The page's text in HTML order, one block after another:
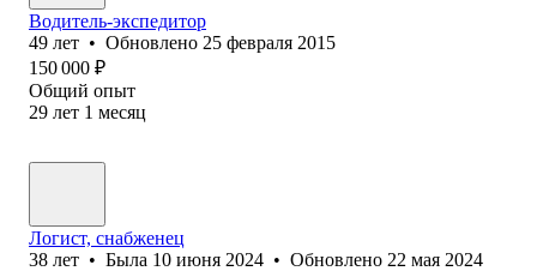
Водитель-экспедитор
49 лет • Обновлено 25 февраля 2015
150 000 ₽
Общий опыт
29 лет 1 месяц
Логист, снабженец
38 лет • Была 10 июня 2024 • Обновлено 22 мая 2024